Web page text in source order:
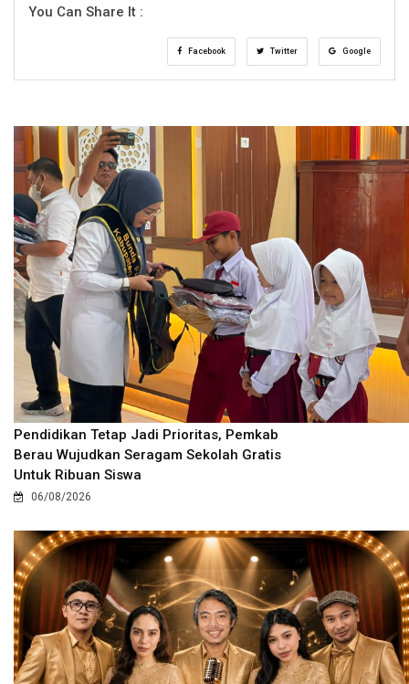
You Can Share It :
Facebook Twitter Google
Pendidikan Tetap Jadi Prioritas, Pemkab
Berau Wujudkan Seragam Sekolah Gratis
Untuk Ribuan Siswa
06/08/2026